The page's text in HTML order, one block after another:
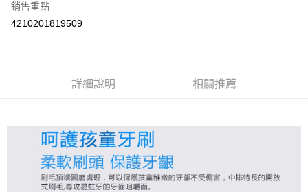
AFTEE先享後付是「在收到商品之後才付款」的支付方式。 讓您購物簡單
３．安心：先確認商品／服務後，再付款。
【「AFTEE先享後付」結帳流程】
１．於結帳方式選擇「AFTEE先享後付」後，將跳轉至「AFTEE先享後付」
結帳頁面，進行簡訊認證並確認金額後，即可完成結帳。
全家取貨付款
每筆NT$60，滿NT$590(含以上)免運費
付款後全家取貨
銷售重點
4210201819509
詳細說明 相關推薦